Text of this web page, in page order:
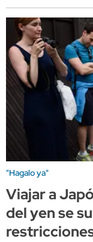
"Hagalo ya"
Viajar a
del yen se